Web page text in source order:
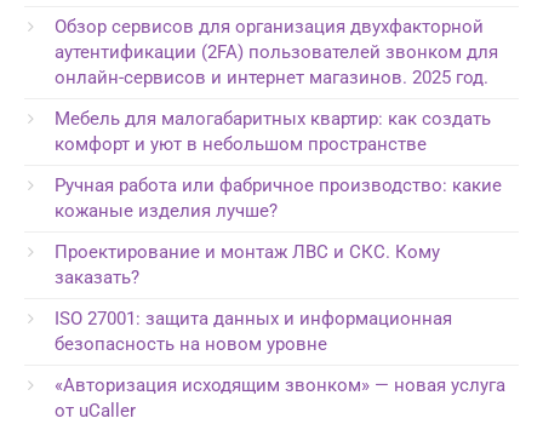
Обзор сервисов для организация двухфакторной
аутентификации (2FA) пользователей звонком для
онлайн-сервисов и интернет магазинов. 2025 год.
Мебель для малогабаритных квартир: как создать
комфорт и уют в небольшом пространстве
Ручная работа или фабричное производство: какие
кожаные изделия лучше?
Проектирование и монтаж ЛВС и СКС. Кому
заказать?
ISO 27001: защита данных и информационная
безопасность на новом уровне
«Авторизация исходящим звонком» — новая услуга
от uCaller